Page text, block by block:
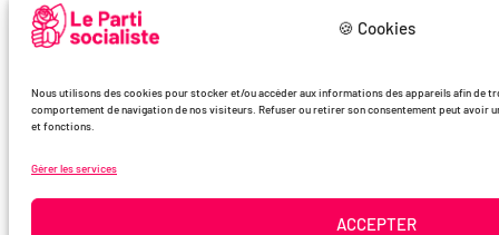
🍪 Cookies
Nous utilisons des cookies pour stocker et/ou accéder aux informations des appareils afin de
comportement de navigation de nos visiteurs. Refuser ou retirer son consentement peut avoir
et fonctions.
Gérer les services
ACCEPTER